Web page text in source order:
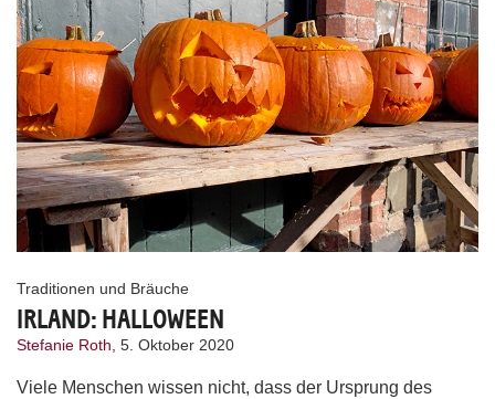
Traditionen und Bräuche
IRLAND: HALLOWEEN
Stefanie Roth, 5. Oktober 2020
Viele Menschen wissen nicht, dass der Ursprung des